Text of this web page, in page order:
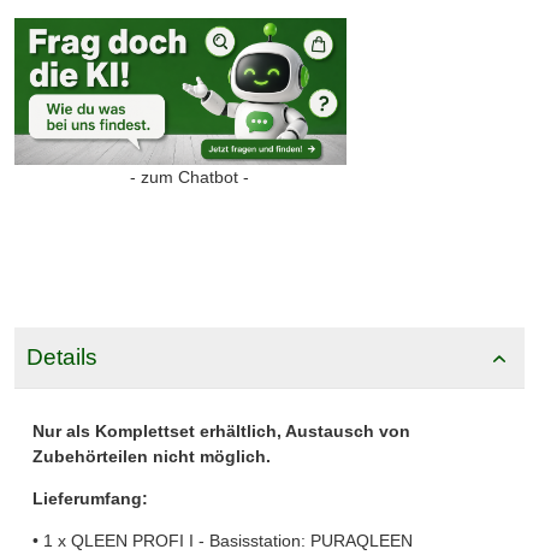
- zum Chatbot -
Details
Nur als Komplettset erhältlich, Austausch von
Zubehörteilen nicht möglich.
Lieferumfang:
• 1 x QLEEN PROFI I - Basisstation: PURAQLEEN